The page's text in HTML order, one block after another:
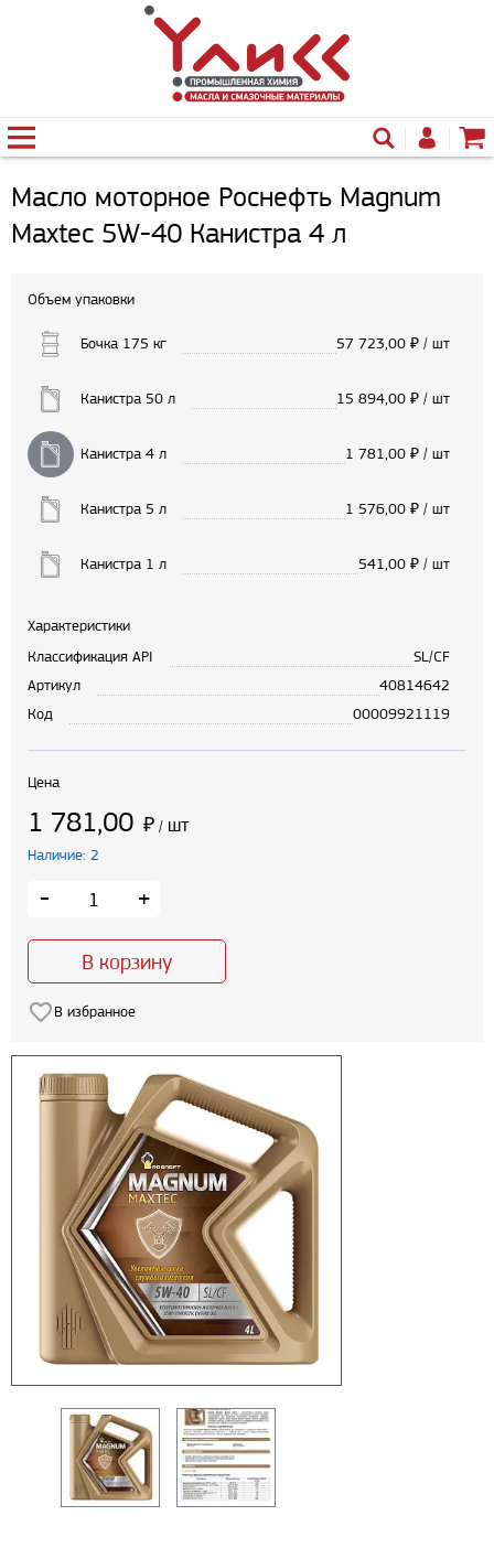
Масло моторное Роснефть Magnum
Maxtec 5W-40 Канистра 4 л
Объем упаковки
Бочка 175 кг 57 723,00 ₽ / шт
Канистра 50 л 15 894,00 ₽ / шт
Канистра 4 л 1 781,00 ₽ / шт
Канистра 5 л 1 576,00 ₽ / шт
Канистра 1 л 541,00 ₽ / шт
Характеристики
Классификация API
SL/CF
Артикул
40814642
Код
00009921119
Цена
1 781,00 ₽ / шт
Наличие: 2
- +
В корзину
В избранное